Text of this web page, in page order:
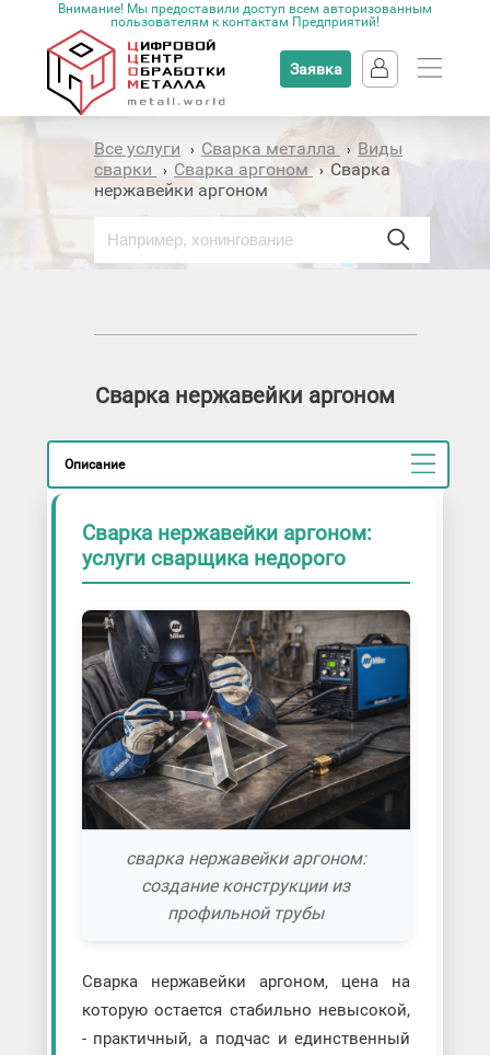
Внимание! Мы предоставили доступ всем авторизованным
пользователям к контактам Предприятий!
Заявка
Все услуги › Сварка металла › Виды
сварки
› Сварка аргоном› Сварка
нержавейки аргоном
Сварка нержавейки аргоном
Описание
Сварка нержавейки аргоном:
услуги сварщика недорого
сварка нержавейки аргоном:
создание конструкции из
профильной трубы
Сварка нержавейки аргоном, цена на
которую остается стабильно невысокой,
- практичный, а подчас и единственный